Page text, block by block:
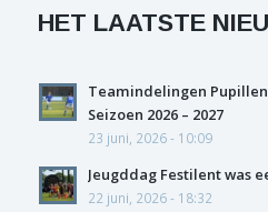
HET LAATSTE
Teamindelingen
Seizoen 2026 – 2027
23 juni, 2026 - 10:09
Jeugddag Festilent was
22 juni, 2026 - 18:32